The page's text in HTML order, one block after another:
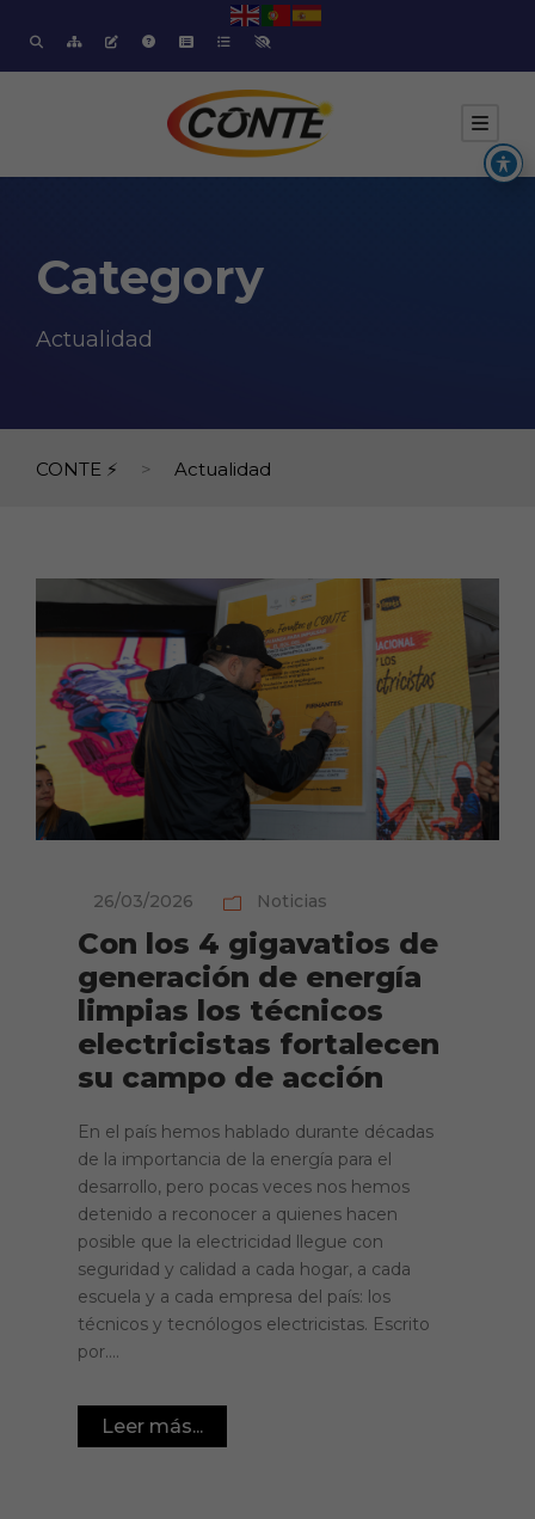
Category
Actualidad
CONTE ⚡ > Actualidad
26/03/2026 Noticias
Con los 4 gigavatios de
generación de energía
limpias los técnicos
electricistas fortalecen
su campo de acción
En el país hemos hablado durante décadas
de la importancia de la energía para el
desarrollo, pero pocas veces nos hemos
detenido a reconocer a quienes hacen
posible que la electricidad llegue con
seguridad y calidad a cada hogar, a cada
escuela y a cada empresa del país: los
técnicos y tecnólogos electricistas. Escrito
por....
Leer más...